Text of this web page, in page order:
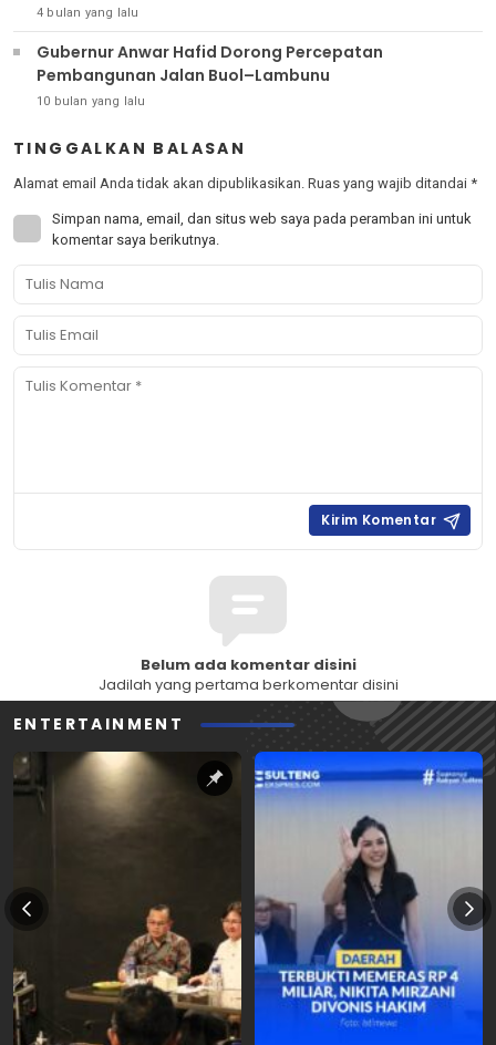
4 bulan yang lalu
Gubernur Anwar Hafid Dorong Percepatan
Pembangunan Jalan Buol–Lambunu
10 bulan yang lalu
TINGGALKAN BALASAN
Alamat email Anda tidak akan dipublikasikan. Ruas yang wajib ditandai *
Simpan nama, email, dan situs web saya pada peramban ini untuk
komentar saya berikutnya.
Belum ada komentar disini
Jadilah yang pertama berkomentar disini
ENTERTAINMENT